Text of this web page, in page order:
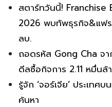
สตาร์ทวันนี้! Franchise
2026 พบทัพธุรกิจ&แฟ
ลบ.
ถอดรหัส Gong Cha จ
ดีลซื้อกิจการ 2.11 หมื่นล้
รู้จัก ‘จอร์เจีย’ ประเทศ
ค้นหา